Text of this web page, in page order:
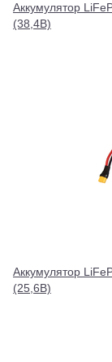
Аккумулятор
(38,4В)
Аккумулятор
(25,6В)